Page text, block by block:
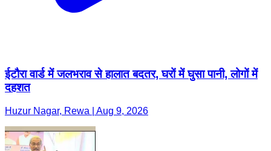
ईटौरा वार्ड में जलभराव से हालात बदतर, घरों में घुसा पानी, लोगों में
दहशत
Huzur Nagar, Rewa | Aug 9, 2026